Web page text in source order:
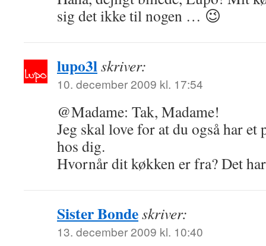
sig det ikke til nogen … 😉
lupo3lskriver:
10. december 2009 kl. 17:54
@Madame: Tak, Madame!
Jeg skal love for at du også har
hos dig.
Hvornår dit køkken er fra? Det
Sister Bondeskriver:
13. december 2009 kl. 10:40